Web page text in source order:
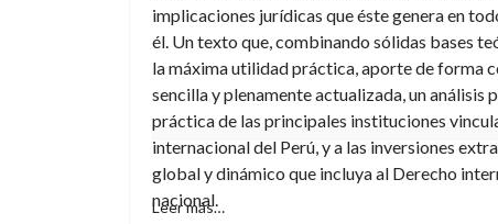
implicaciones jurídicas que éste genera en
él. Un texto que, combinando sólidas bases
la máxima utilidad práctica, aporte de forma
sencilla y plenamente actualizada, un análisis
práctica de las principales instituciones
internacional del Perú, y a las inversiones
global y dinámico que incluya al Derecho
nacional.
Leer más…